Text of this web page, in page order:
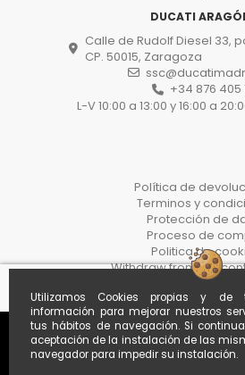
Utilizamos Cookies propias y de
información para mejorar nuestros
tus hábitos de navegación. Si
aceptación de la instalación de las
navegador para impedir su instalación.
DUCATI
Calle de Rudolf Diesel 33,
CP. 50015, Zaragoza
+34 876 405
L-V 10:00 a 13:00 y 16:00 a
Política de
Terminos y
Protección de
Proceso de
Politica de
Withdraw from the